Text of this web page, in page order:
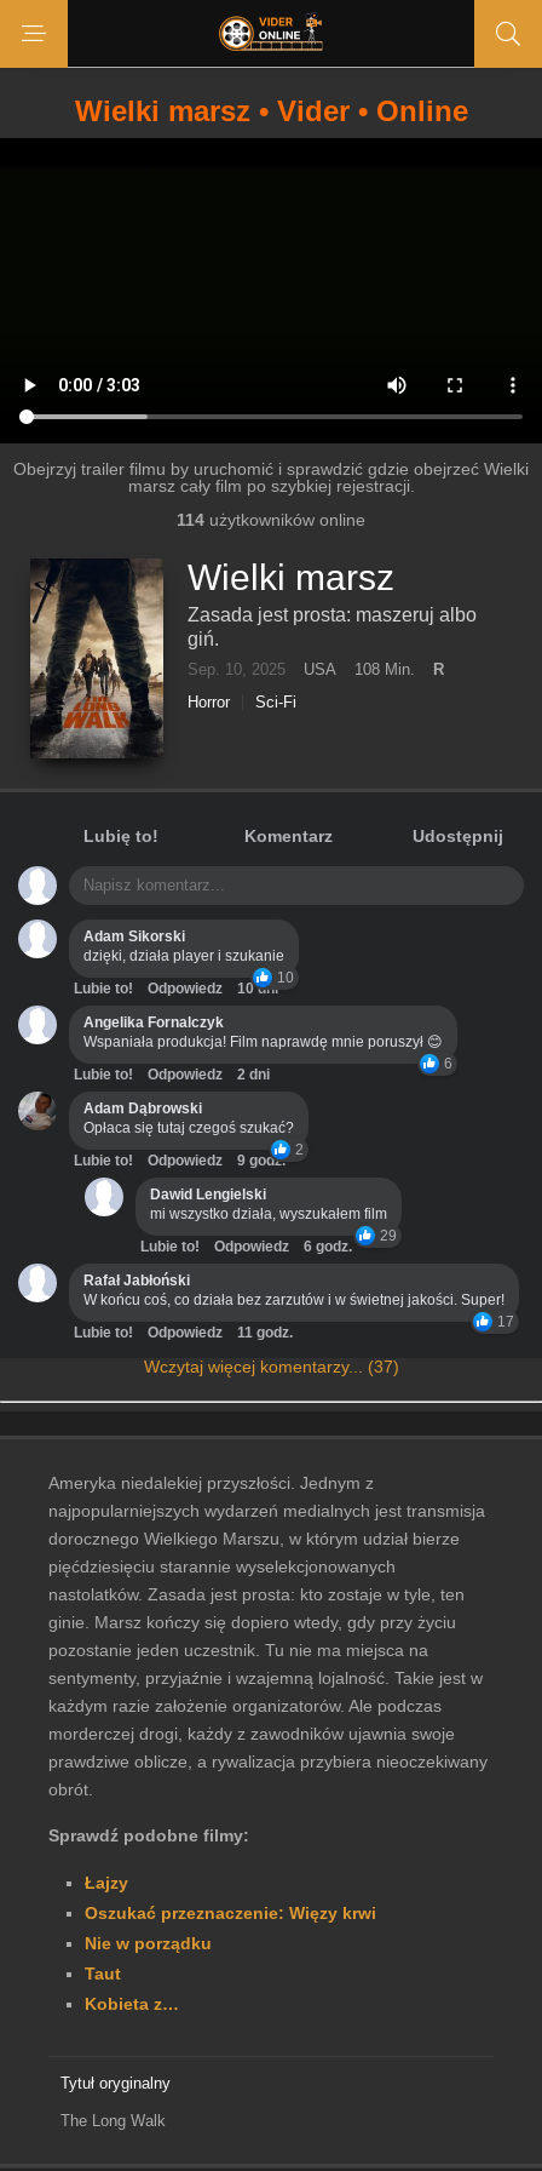
Wielki marsz • Vider • Online
Obejrzyj trailer filmu by uruchomić i sprawdzić gdzie obejrzeć Wielki
marsz cały film po szybkiej rejestracji.
114 użytkowników online
Wielki marsz
Zasada jest prosta: maszeruj albo
giń.
Sep. 10, 2025 USA 108 Min.
R
Horror
Sci-Fi
Lubię to! Komentarz Udostępnij
Adam Sikorski
dzięki, działa player i szukanie
10
Lubie to! Odpowiedz
10 dni
Angelika Fornalczyk
Wspaniała produkcja! Film naprawdę mnie poruszył 😊
6
Lubie to! Odpowiedz
2 dni
Adam Dąbrowski
Opłaca się tutaj czegoś szukać?
2
Lubie to! Odpowiedz
9 godz.
Dawid Lengielski
mi wszystko działa, wyszukałem film
29
Lubie to! Odpowiedz
6 godz.
Rafał Jabłoński
W końcu coś, co działa bez zarzutów i w świetnej jakości. Super!
17
Lubie to! Odpowiedz 11 godz.
Wczytaj więcej komentarzy... (37)
Ameryka niedalekiej przyszłości. Jednym z
najpopularniejszych wydarzeń medialnych jest transmisja
dorocznego Wielkiego Marszu, w którym udział bierze
pięćdziesięciu starannie wyselekcjonowanych
nastolatków. Zasada jest prosta: kto zostaje w tyle, ten
ginie. Marsz kończy się dopiero wtedy, gdy przy życiu
pozostanie jeden uczestnik. Tu nie ma miejsca na
sentymenty, przyjaźnie i wzajemną lojalność. Takie jest w
każdym razie założenie organizatorów. Ale podczas
morderczej drogi, każdy z zawodników ujawnia swoje
prawdziwe oblicze, a rywalizacja przybiera nieoczekiwany
obrót.
Sprawdź podobne filmy:
Łajzy
Oszukać przeznaczenie: Więzy krwi
Nie w porządku
Taut
Kobieta z…
Tytuł oryginalny
The Long Walk